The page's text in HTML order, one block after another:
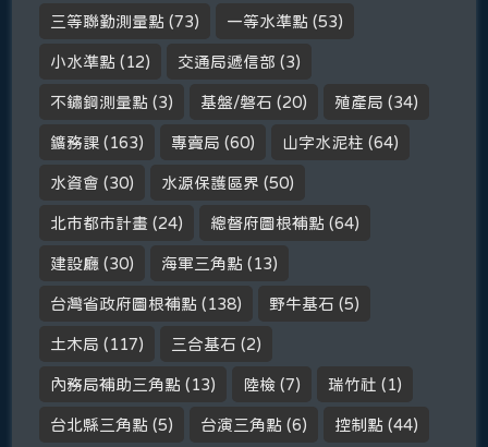
三等聯勤測量點 (73) 一等水準點 (53)
小水準點 (12) 交通局遞信部 (3)
不鏽鋼測量點 (3) 基盤/磐石 (20) 殖產局 (34)
鑛務課 (163) 專賣局 (60) 山字水泥柱 (64)
水資會 (30) 水源保護區界 (50)
北市都市計畫 (24) 總督府圖根補點 (64)
建設廳 (30) 海軍三角點 (13)
台灣省政府圖根補點 (138) 野牛基石 (5)
土木局 (117) 三合基石 (2)
內務局補助三角點 (13) 陸檢 (7) 瑞竹社 (1)
台北縣三角點 (5) 台演三角點 (6) 控制點 (44)